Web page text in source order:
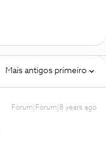
Mais antigos primeiro
Forum|Forum|8 years ago